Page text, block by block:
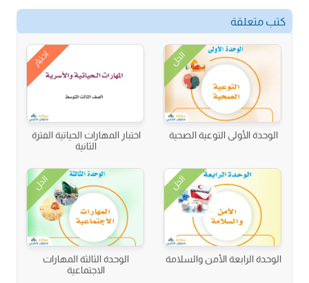
كتب متعلقة
الحل
الوحدة الأولى التوعية الصحية
اختبار
اختبار المهارات الحياتية الفترة
الثانية
الحل
الوحدة الرابعة الأمن والسلامة
الحل
الوحدة الثالثة المهارات
الاجتماعية